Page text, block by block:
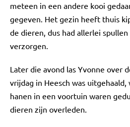
meteen in een andere kooi
gegeven. Het gezin heeft thuis
de dieren, dus had allerlei
verzorgen.
Later die avond las Yvonne over
vrijdag in Heesch was
hanen in een voortuin waren
dieren zijn overleden.